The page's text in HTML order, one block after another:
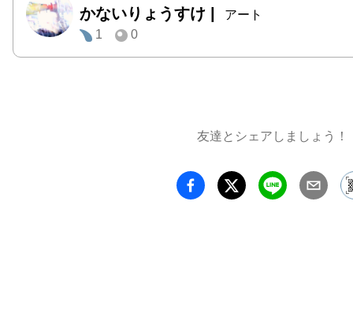
今回
ンで記
され
都市の
る都市
かないりょうすけ
アート
1
0
友達とシェアしましょう！